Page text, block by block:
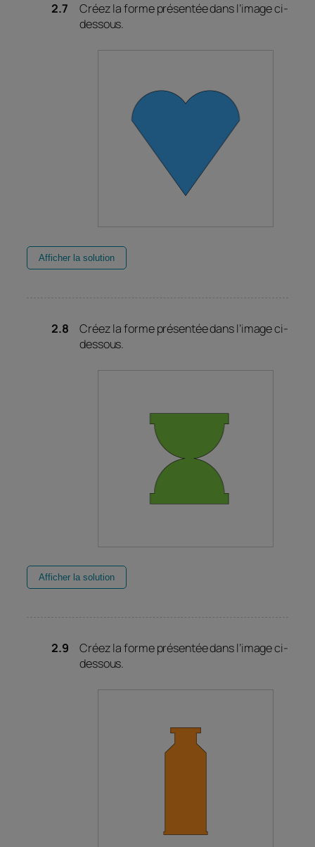
Créez la forme présentée dans l’image ci-
dessous.
Afficher la solution
Créez la forme présentée dans l’image ci-
dessous.
Afficher la solution
Créez la forme présentée dans l’image ci-
dessous.